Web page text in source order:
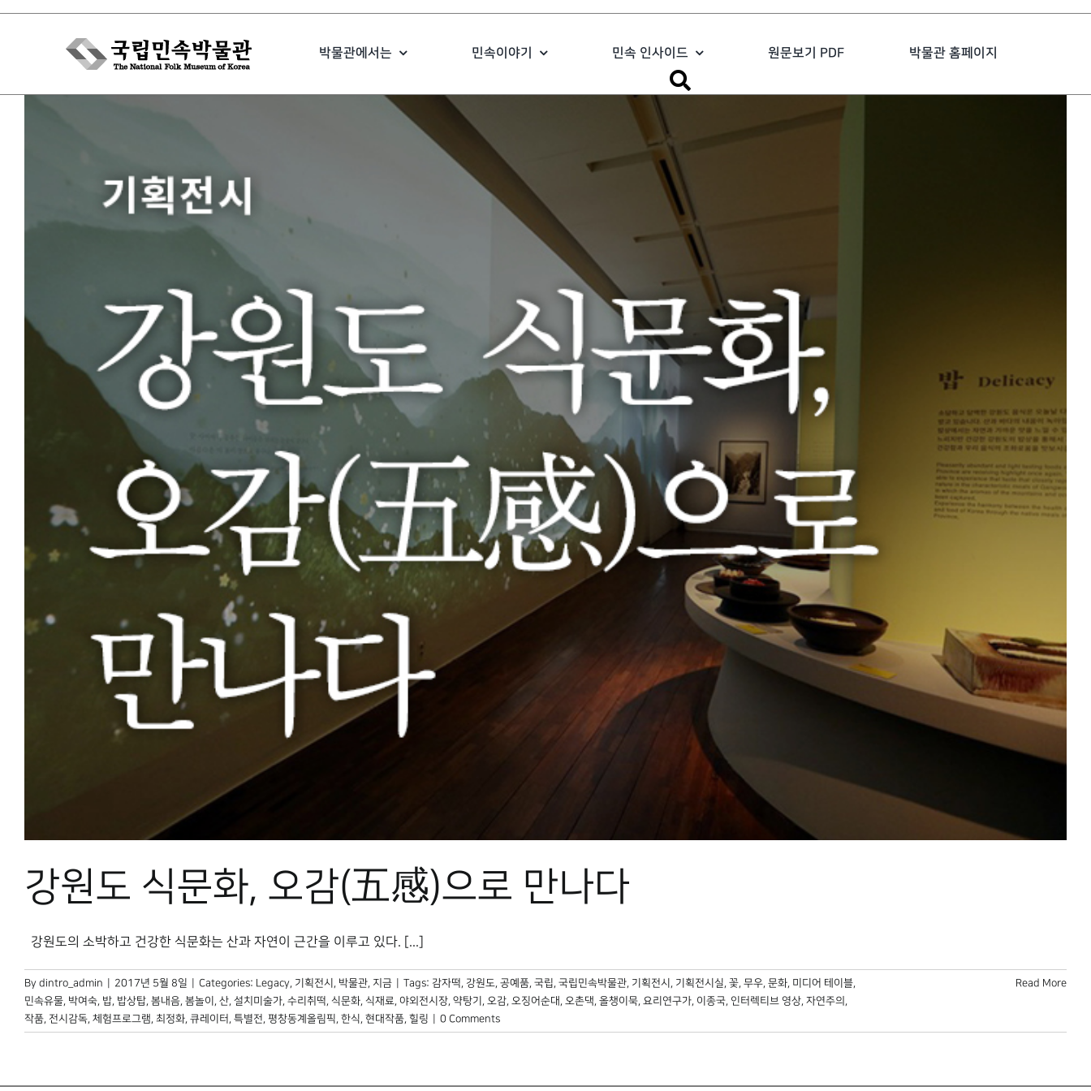
Skip
박물관에서는 민속이야기 민속 인사이드 원문보기 PDF 박물관 홈페이지
강원도 식문화, 오감(五感)으로 만나다
강원도의 소박하고 건강한 식문화는 산과 자연이 근간을 이루고 있다. [...]
By dintro_admin 2017년 5월 8일 Categories: Legacy, 기획전시 , 박물관, 지금 Tags: 감자떡, 강원도, 공예품, 국립, 국립민속박물관, 기획전시 , 기획전시실, 꽃, 무우, 문화, 미디어 테이블,
민속유물, 박여숙, 밥, 밥상탑, 봄내음, 봄놀이 , 산, 설치미술가, 수리취떡, 식문화, 식재료, 야외전시장, 약탕기 , 오감, 오징어순대 , 오촌댁, 올챙이묵, 요리연구가, 이종국, 인터렉티브 영상, 자연주의 ,
작품, 전시감독, 체험프로그램, 최정화, 큐레이터 , 특별전, 평창동계올림픽, 한식, 현대작품, 힐링 0 Comments
Read More